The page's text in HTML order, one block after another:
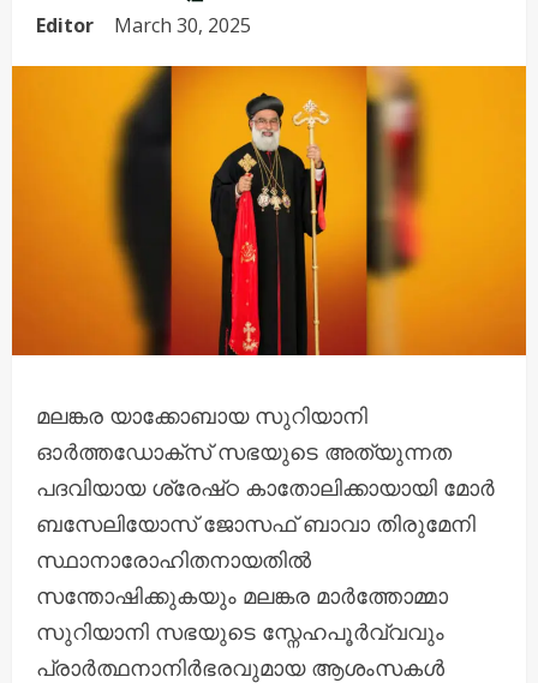
Editor March 30, 2025
മലങ്കര യാക്കോബായ സുറിയാനി
ഓർത്തഡോക്സ് സഭയുടെ അത്യുന്നത
പദവിയായ ശ്രേഷ്‌ഠ കാതോലിക്കായായി മോർ
ബസേലിയോസ് ജോസഫ് ബാവാ തിരുമേനി
സ്ഥാനാരോഹിതനായതിൽ
സന്തോഷിക്കുകയും മലങ്കര മാർത്തോമ്മാ
സുറിയാനി സഭയുടെ സ്നേഹപൂർവ്വവും
പ്രാർത്ഥനാനിർഭരവുമായ ആശംസകൾ